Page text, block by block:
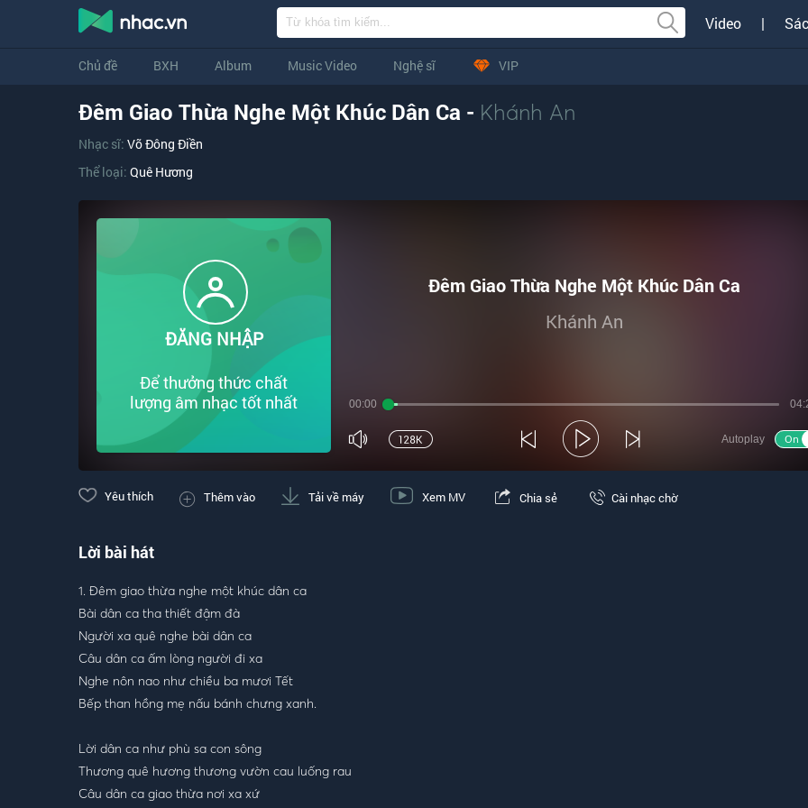
Video |
Chủ đề BXH Album Music Video Nghệ sĩ VIP
Đêm Giao Thừa Nghe Một Khúc Dân Ca - Khánh An
Nhạc sĩ: Võ Đông Điền
Thể loại: Quê Hương
Đêm Giao Thừa Nghe Một Khúc Dân Ca
Khánh An
00:00
Autoplay
ĐĂNG NHẬP
Để thưởng thức chất
lượng âm nhạc tốt nhất
Yêu thích Thêm vào Tải về máy Xem MV Chia sẻ Cài nhạc chờ
Lời bài hát
1. Đêm giao thừa nghe một khúc dân ca
Bài dân ca tha thiết đậm đà
Người xa quê nghe bài dân ca
Câu dân ca ấm lòng người đi xa
Nghe nôn nao như chiều ba mươi Tết
Bếp than hồng mẹ nấu bánh chưng xanh.
Lời dân ca như phù sa con sông
Thương quê hương thương vườn cau luống rau
Câu dân ca giao thừa nơi xa xứ